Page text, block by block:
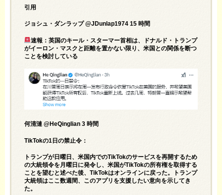
引用
ジョシュ・ダンラップ @JDunlap1974 15 時間
速報：英国のキール・スターマー首相は、ドナルド・トランプ
がイーロン・マスクと距離を置かない限り、米国との関係を断つ
ことを検討している
何清漣 @HeQinglian 3 時間
TikTokの1日の禁止令：
トランプが日曜日、米国内でのTikTokのサービスを再開するため
の大統領令を月曜日に発令し、米国がTikTokの所有権を取得する
ことを望むと述べた後、TikTokはオンラインに戻った。トランプ
大統領はここ数週間、このアプリを支援したい意向を示してき
た。